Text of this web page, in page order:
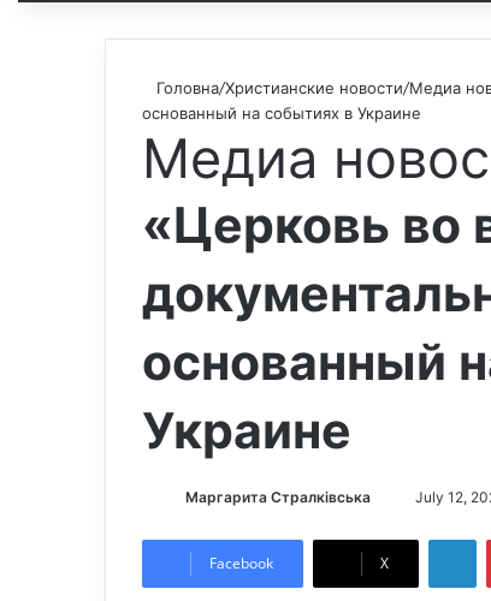
Головна/Христианские новости/Медиа
основанный на событиях в Украине
Медиа
«Церковь во
основанный
Украине
Маргарита Стралківська
n
d
July 12,
Facebook X